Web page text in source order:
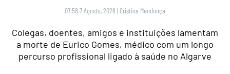
07:58 7 Agosto, 2026 | Cristina Mendonça
Colegas, doentes, amigos e instituições lamentam
a morte de Eurico Gomes, médico com um longo
percurso profissional ligado à saúde no Algarve